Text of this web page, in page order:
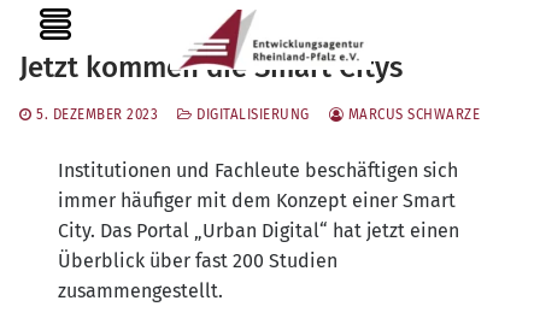
Inhalt
springen
Jetzt kommen die Smart Citys
5. DEZEMBER 2023 DIGITALISIERUNG MARCUS SCHWARZE
Insti­tu­tio­nen und Fach­leu­te beschäf­ti­gen sich
immer häu­fi­ger mit dem Kon­zept einer Smart
City. Das Por­tal „Urban Digi­tal“ hat jetzt einen
Über­blick über fast 200 Stu­di­en
zusammengestellt.